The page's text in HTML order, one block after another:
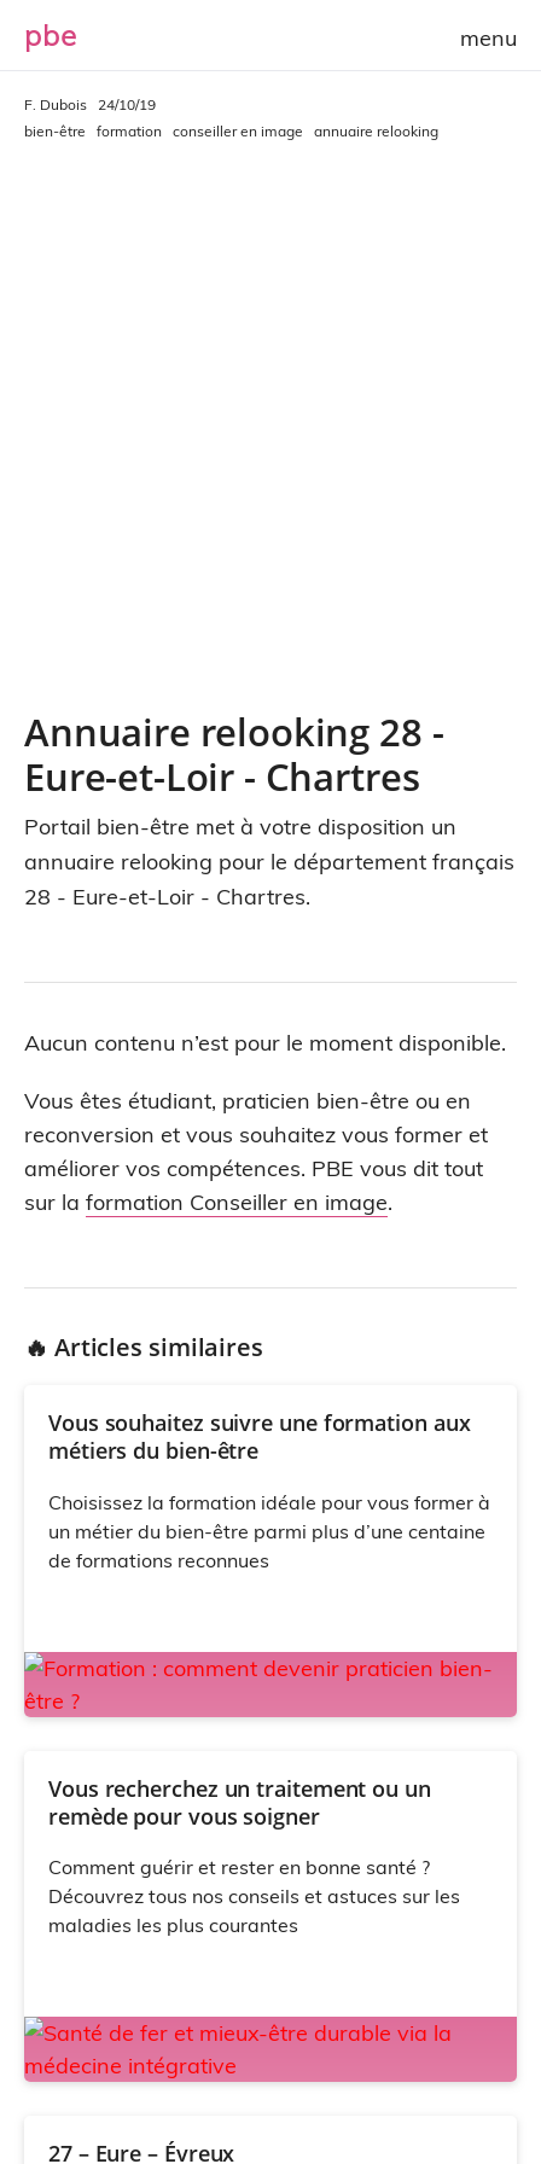
pbe
F. Dubois
24/10/19
bien-être
formation conseiller en image annuaire relooking
Annuaire relooking 28 -
Eure-et-Loir - Chartres
Portail bien-être met à votre disposition un
annuaire relooking pour le département français
28 - Eure-et-Loir - Chartres.
Aucun contenu n’est pour le moment disponible.
Vous êtes étudiant, praticien bien-être ou en
reconversion et vous souhaitez vous former et
améliorer vos compétences. PBE vous dit tout
sur la formation Conseiller en image.
🔥 Articles similaires
Vous souhaitez suivre une formation aux
métiers du bien-être
Choisissez la formation idéale pour vous former à
un métier du bien-être parmi plus d’une centaine
de formations reconnues
Vous recherchez un traitement ou un
remède pour vous soigner
Comment guérir et rester en bonne santé ?
Découvrez tous nos conseils et astuces sur les
maladies les plus courantes
27 – Eure – Évreux